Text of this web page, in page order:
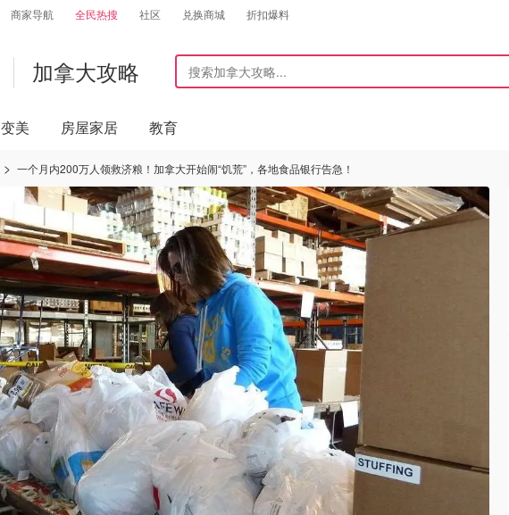
商家导航 全民热搜 社区 兑换商城 折扣爆料
加拿大攻略
变美 房屋家居 教育
一个月内200万人领救济粮！加拿大开始闹“饥荒”，各地食品银行告急！